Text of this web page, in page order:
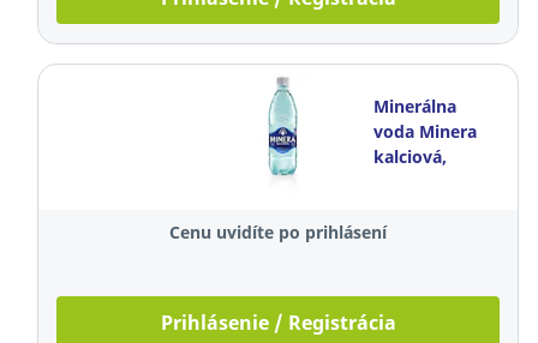
Minerálna
voda Minera
kalciová,
12 kusov
Cenu uvidíte po prihlásení
Prihlásenie / Registrácia